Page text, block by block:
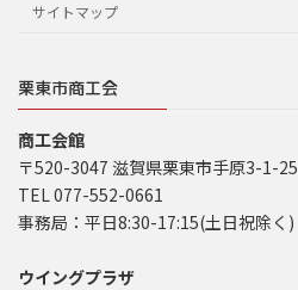
サイトマップ
栗東市商工会
商工会館
〒520-3047 滋賀県栗東市手原3-1-25
TEL 077-552-0661
事務局：平日8:30-17:15(土日祝除く)
ウイングプラザ